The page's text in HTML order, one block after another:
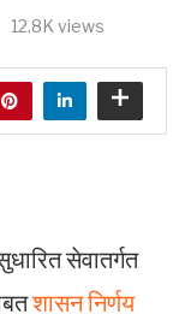
12.8K views
सेवातर्गत
शासन निर्णय